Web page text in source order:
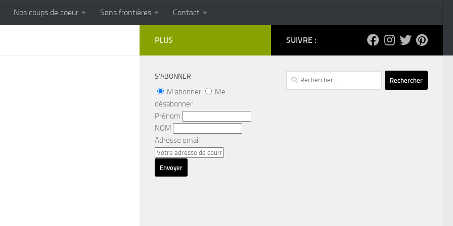
Cuisine populaire des terroirs
Nos coups de coeur Sans frontières Contact
SUIVRE :
Rechercher :
PLUS
S’ABONNER
M'abonner
Me
désabonner
Prénom
NOM
Adresse email : :